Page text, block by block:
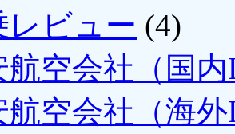
レビュー (4)
航空会社（国
航空会社（海